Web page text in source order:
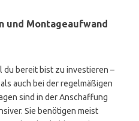
und Montageaufwand
du bereit bist zu investieren –
auch bei der regelmäßigen
sind in der Anschaffung
Sie benötigen meist